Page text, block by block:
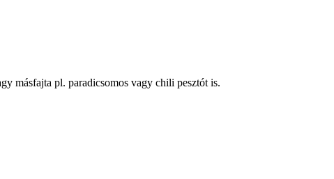
másfajta pl. paradicsomos vagy chili pesztót is.